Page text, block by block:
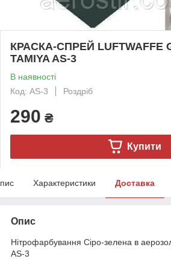
КРАСКА-СПРЕЙ LUFTWAFFE
TAMIYA AS-3
В наявності
Код: AS-3
Роздріб
290 ₴
Купити
Характеристики Доставка
Опис
Нітрофарбування Сіро-зелена в
AS-3